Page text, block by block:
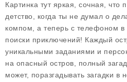
Картинка тут яркая, сочная, что
детство, когда ты не думал о
компом, а теперь с телефоном
поиски приключений! Каждый
уникальными заданиями и
на опасный остров, полный
может, поразгадывать загадки